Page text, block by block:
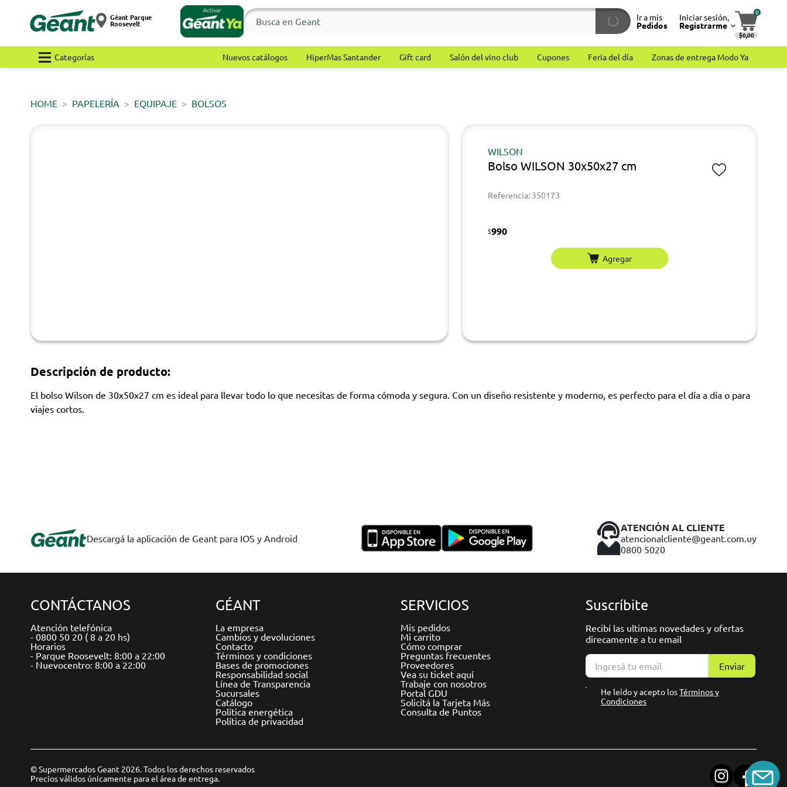
Géant Parque
Roosevelt
Ir a mis
Pedidos
Iniciar sesión,
Registrarme
0
$0,00
Categorías Nuevos catálogos HiperMas Santander Gift card Salón del vino club Cupones Feria del día Zonas de entrega Modo Ya
HOME PAPELERÍA EQUIPAJE BOLSOS
WILSON
Bolso WILSON 30x50x27 cm
Referencia: 350173
$990
Agregar
Descripción de producto:
El bolso Wilson de 30x50x27 cm es ideal para llevar todo lo que necesitas de forma cómoda y segura. Con un diseño resistente y moderno, es perfecto para el día a día o para
viajes cortos.
Descargá la aplicación de Geant para IOS y Android
ATENCIÓN AL CLIENTE
atencionalcliente@geant.com.uy
0800 5020
CONTÁCTANOS
Atención telefónica
- 0800 50 20 ( 8 a 20 hs)
Horarios
- Parque Roosevelt: 8:00 a 22:00
- Nuevocentro: 8:00 a 22:00
GÉANT
La empresa
Cambios y devoluciones
Contacto
Términos y condiciones
Bases de promociones
Responsabilidad social
Línea de Transparencia
Sucursales
Catálogo
Política energética
Política de privacidad
SERVICIOS
Mis pedidos
Mi carrito
Cómo comprar
Preguntas frecuentes
Proveedores
Vea su ticket aquí
Trabaje con nosotros
Portal GDU
Solicitá la Tarjeta Más
Consulta de Puntos
Suscríbite
Recibí las ultimas novedades y ofertas
direcamente a tu email
Enviar
He leído y acepto losTérminos y
Condiciones
© Supermercados Geant 2026. Todos los derechos reservados
Precios válidos únicamente para el área de entrega.